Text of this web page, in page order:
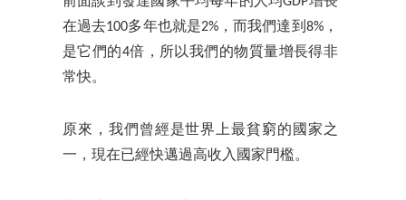
在過去100多年也就是2%，而我們達到8%，
是它們的4倍，所以我們的物質量增長得非
常快。
原來，我們曾經是世界上最貧窮的國家之
一，現在已經快邁過高收入國家門檻。